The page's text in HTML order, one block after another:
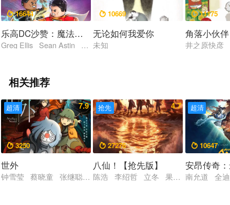
16644
乐高DC沙赞：魔法与怪物
Greg Ellis Sean Astin Dee Bradley Baker
10669
无论如何我爱你
未知
11175
角落小伙
井之原快彦
相关推荐
超清 7.9
3250
世外
钟雪莹 蔡晓童 张继聪 谢安琪 柯炜林 杨雅文
抢先 4.7
27276
八仙！【抢先版】
陈浩 李绍哲 立冬 果子哥哥 董天
超清
10647
安昂传奇
南允道 全